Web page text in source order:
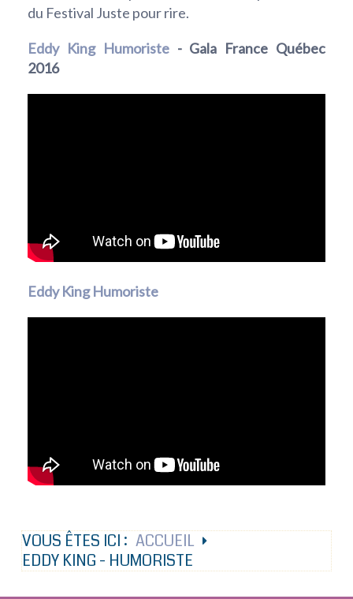
du Festival Juste pour rire.
Eddy King Humoriste- Gala France Québec
2016
Eddy King Humoriste
VOUS ÊTES ICI : ACCUEIL
EDDY KING - HUMORISTE